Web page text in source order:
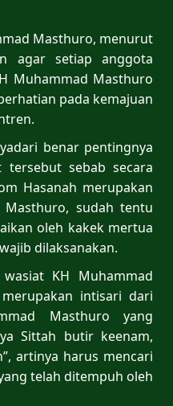
Masthuro, menurut
agar setiap anggota
Muhammad Masthuro
pada kemajuan
benar pentingnya
tersebut sebab secara
Hasanah merupakan
sudah tentu
oleh kakek mertua
dilaksanakan.
KH Muhammad
intisari dari
Masthuro yang
Sittah butir keenam,
artinya harus mencari
telah ditempuh oleh